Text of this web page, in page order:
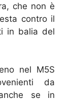
che non è
contro il
in balia del
nel M5S
da
se in